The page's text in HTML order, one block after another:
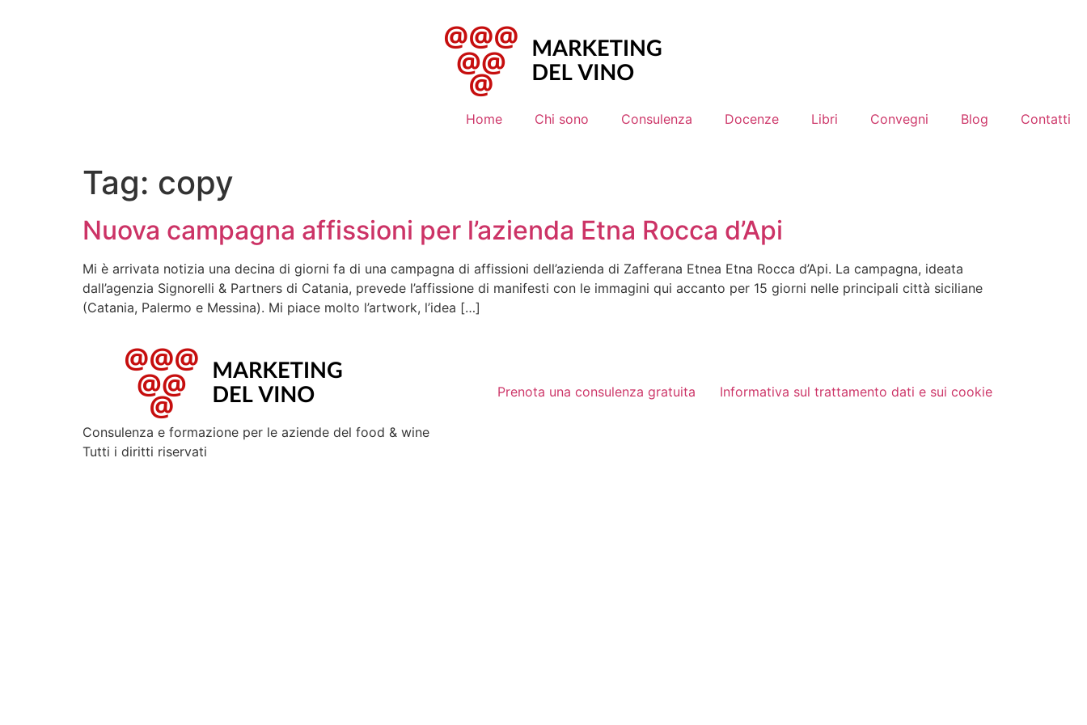
Home Chi sono Consulenza Docenze Libri Convegni Blog Contatti
Tag: copy
Nuova campagna affissioni per l’azienda Etna Rocca d’Api
Mi è arrivata notizia una decina di giorni fa di una campagna di affissioni dell’azienda di Zafferana Etnea Etna Rocca d’Api. La campagna, ideata
dall’agenzia Signorelli & Partners di Catania, prevede l’affissione di manifesti con le immagini qui accanto per 15 giorni nelle principali città siciliane
(Catania, Palermo e Messina). Mi piace molto l’artwork, l’idea […]
Consulenza e formazione per le aziende del food & wine
Prenota una consulenza gratuita Informativa sul trattamento dati e sui cookie
Tutti i diritti riservati